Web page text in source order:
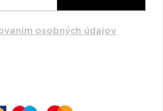
osobných údajov